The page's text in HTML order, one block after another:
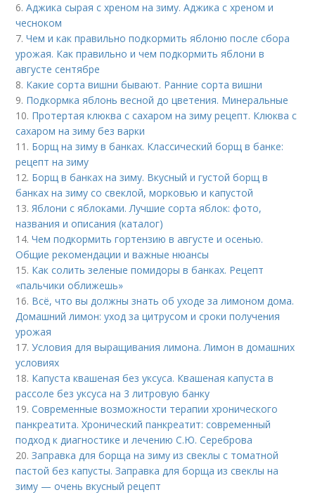
6.Аджика сырая с хреном на зиму. Аджика с хреном и
чесноком
7.Чем и как правильно подкормить яблоню после сбора
урожая. Как правильно и чем подкормить яблони в
августе сентябре
8. Какие сорта вишни бывают. Ранние сорта вишни
9. Подкормка яблонь весной до цветения. Минеральные
10. Протертая клюква с сахаром на зиму рецепт. Клюква с
сахаром на зиму без варки
11. Борщ на зиму в банках. Классический борщ в банке:
рецепт на зиму
12. Борщ в банках на зиму. Вкусный и густой борщ в
банках на зиму со свеклой, морковью и капустой
13.Яблони с яблоками. Лучшие сорта яблок: фото,
названия и описания (каталог)
14.Чем подкормить гортензию в августе и осенью.
Общие рекомендации и важные нюансы
15. Как солить зеленые помидоры в банках. Рецепт
«пальчики оближешь»
16. Всё, что вы должны знать об уходе за лимоном дома.
Домашний лимон: уход за цитрусом и сроки получения
урожая
17.Условия для выращивания лимона. Лимон в домашних
условиях
18. Капуста квашеная без уксуса. Квашеная капуста в
рассоле без уксуса на 3 литровую банку
19.Современные возможности терапии хронического
панкреатита. Хронический панкреатит: современный
подход к диагностике и лечению С.Ю. Сереброва
20.Заправка для борща на зиму из свеклы с томатной
пастой без капусты. Заправка для борща из свеклы на
зиму — очень вкусный рецепт